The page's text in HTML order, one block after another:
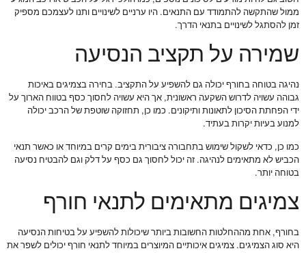
ממול שהתקשה להתמודד עם התנאים. היו ערניים לשינויים ותנו לעצמכם מספיק
זמן להסתגל לשינויים בתנאי הדרך.
שמירה על תקציב הנסיעה
נהיגה בטוחה בחורף יכולה גם להשפיע על התקציב. בחירה בצמיגים באיכות
גבוהה עשויה לדרוש השקעה ראשונית, אך היא עשויה לחסוך כסף בטווח הארוך על
ידי הפחתת הסיכון לתאונות ותיקונים. כמו כן, תחזוקה שוטפת של הרכב יכולה
למנוע בעיות יקרות בעתיד.
כמו כן, כדאי לשקול שימוש בתחבורה ציבורית בימים קרים במיוחד או כאשר תנאי
הכביש לא מתאימים לנהיגה. זה יכול לחסוך גם כסף על דלק וגם להבטיח נסיעה
בטוחה יותר.
צמיגים מתאימים לתנאי חורף
בחורף, אחת מההחלטות החשובות ביותר שיכולות להשפיע על בטיחות הנסיעה
היא סוג הצמיגים. צמיגים איכותיים המיוצרים במיוחד לתנאי חורף יכולים לשפר את